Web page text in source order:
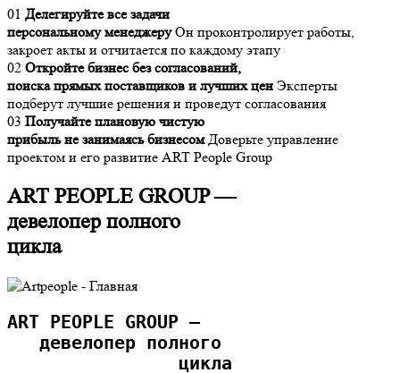
01 Делегируйте все задачи
персональному менеджеру Он проконтролирует работы,
закроет акты и отчитается по каждому этапу
02 Откройте бизнес без согласований,
поиска прямых поставщиков и лучших цен Эксперты
подберут лучшие решения и проведут согласования
03 Получайте плановую чистую
прибыль не занимаясь бизнесом Доверьте управление
проектом и его развитие ART People Group
ART PEOPLE GROUP —
девелопер полного
цикла
ART PEOPLE GROUP —
   девелопер полного
                цикла